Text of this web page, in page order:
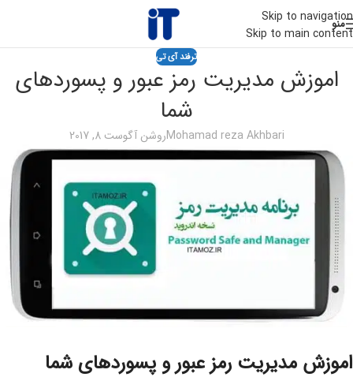
Skip to navigation
Skip to main content
منو
ترفند آی تی
اموزش مدیریت رمز عبور و پسوردهای
شما
Mohamad reza Akhbariروشن آگوست 8, 2017
اموزش مدیریت رمز عبور و پسوردهای شما